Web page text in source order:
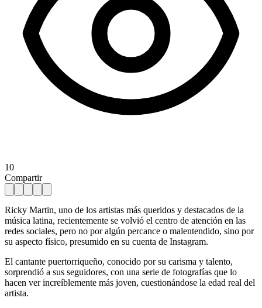
10
Compartir
Ricky Martin, uno de los artistas más queridos y destacados de la
música latina, recientemente se volvió el centro de atención en las
redes sociales, pero no por algún percance o malentendido, sino por
su aspecto físico, presumido en su cuenta de Instagram.
El cantante puertorriqueño, conocido por su carisma y talento,
sorprendió a sus seguidores, con una serie de fotografías que lo
hacen ver increíblemente más joven, cuestionándose la edad real del
artista.